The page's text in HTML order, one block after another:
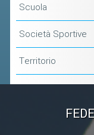
Scuola
Società Sportive
Territorio